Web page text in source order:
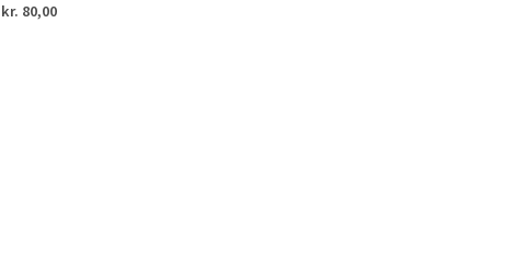
kr. 80,00